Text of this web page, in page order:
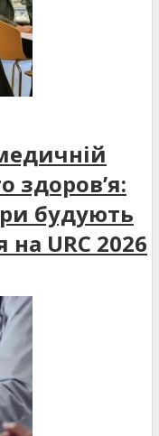
здоров’я:
будують
URC 2026